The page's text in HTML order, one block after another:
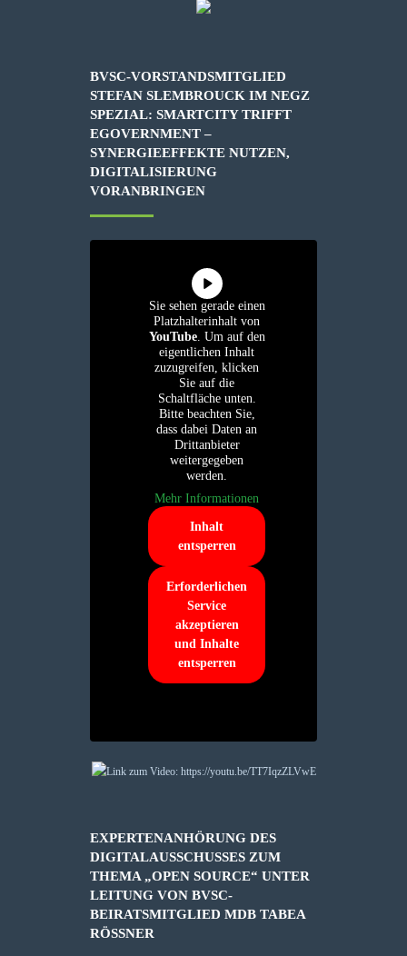
BVSC-VORSTANDSMITGLIED
STEFAN SLEMBROUCK IM NEGZ
SPEZIAL: SMARTCITY TRIFFT
EGOVERNMENT –
SYNERGIEEFFEKTE NUTZEN,
DIGITALISIERUNG
VORANBRINGEN
Sie sehen gerade einen
Platzhalterinhalt von
YouTube. Um auf den
eigentlichen Inhalt
zuzugreifen, klicken
Sie auf die
Schaltfläche unten.
Bitte beachten Sie,
dass dabei Daten an
Drittanbieter
weitergegeben
werden.
Mehr Informationen
Inhalt
entsperren
Erforderlichen
Service
akzeptieren
und Inhalte
entsperren
EXPERTENANHÖRUNG DES
DIGITALAUSSCHUSSES ZUM
THEMA „OPEN SOURCE“ UNTER
LEITUNG VON BVSC-
BEIRATSMITGLIED MDB TABEA
RÖSSNER